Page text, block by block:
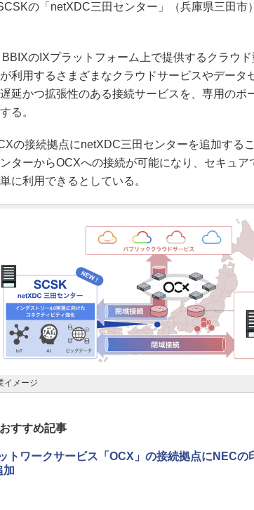
の「netXDC三田センター」（兵庫県三田市
のIXプラットフォーム上で提供するクラウ
利用するさまざまなクラウドサービスやデータ
延かつ拡張性のある接続サービスを、専用のポ
る。
の接続拠点にnetXDC三田センターを追加する
ターからOCXへの接続が可能になり、セキュア
に利用できるとしている。
イメージ
すすめ記事
トワークサービス「OCX」の接続拠点にNECの
加